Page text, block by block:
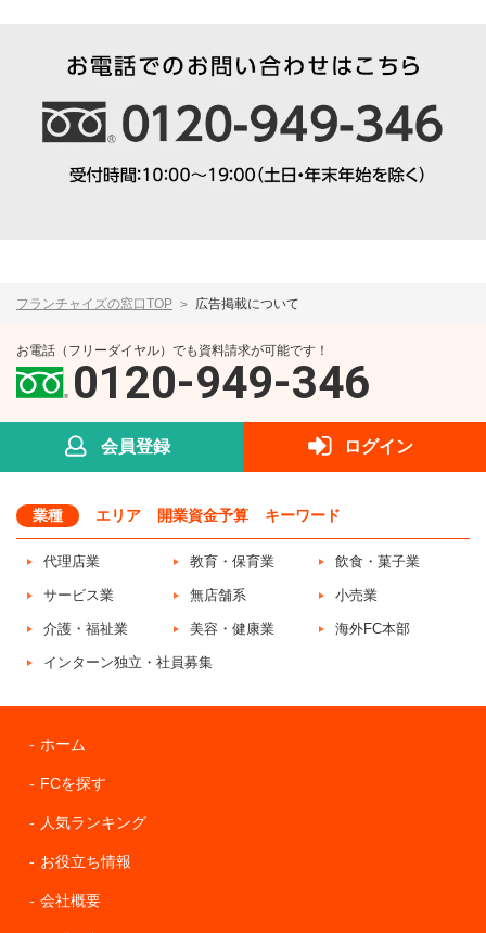
フランチャイズの窓口TOP 広告掲載について
お電話（フリーダイヤル）でも資料請求が可能です！
0120-949-346
会員登録 ログイン
業種 エリア 開業資金予算 キーワード
代理店業 教育・保育業 飲食・菓子業
サービス業 無店舗系 小売業
介護・福祉業 美容・健康業 海外FC本部
インターン独立・社員募集
ホーム
FCを探す
人気ランキング
お役立ち情報
会社概要